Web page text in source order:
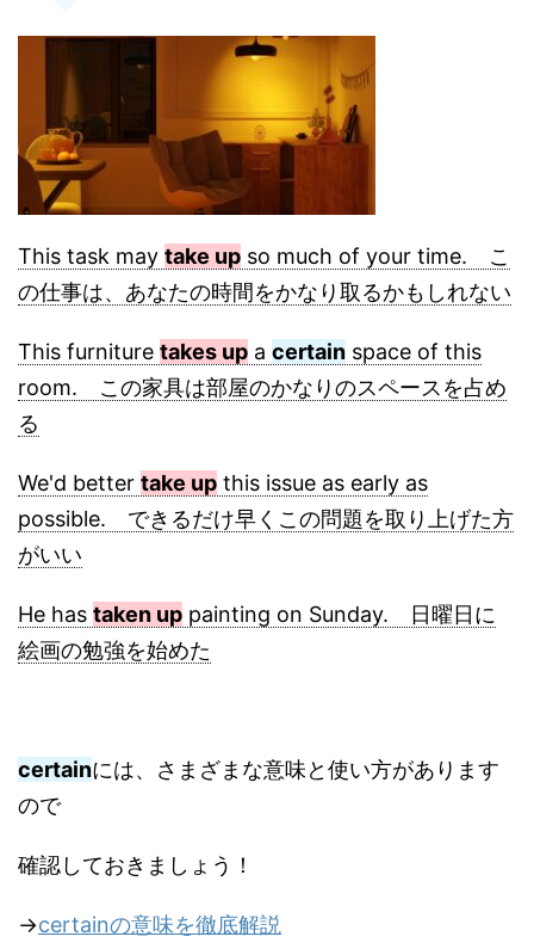
This task may take up so much of your time. こ
の仕事は、あなたの時間をかなり取るかもしれない
This furniture takes up a certain space of this
room. この家具は部屋のかなりのスペースを占め
る
We'd better take up this issue as early as
possible. できるだけ早くこの問題を取り上げた方
がいい
He has taken up painting on Sunday. 日曜日に
絵画の勉強を始めた
certainには、さまざまな意味と使い方があります
ので
確認しておきましょう！
→certainの意味を徹底解説